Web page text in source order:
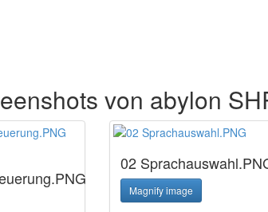
von abylon
02
Magnify image